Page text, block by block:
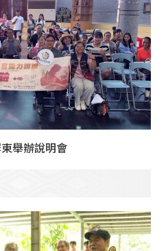
舉辦說明會